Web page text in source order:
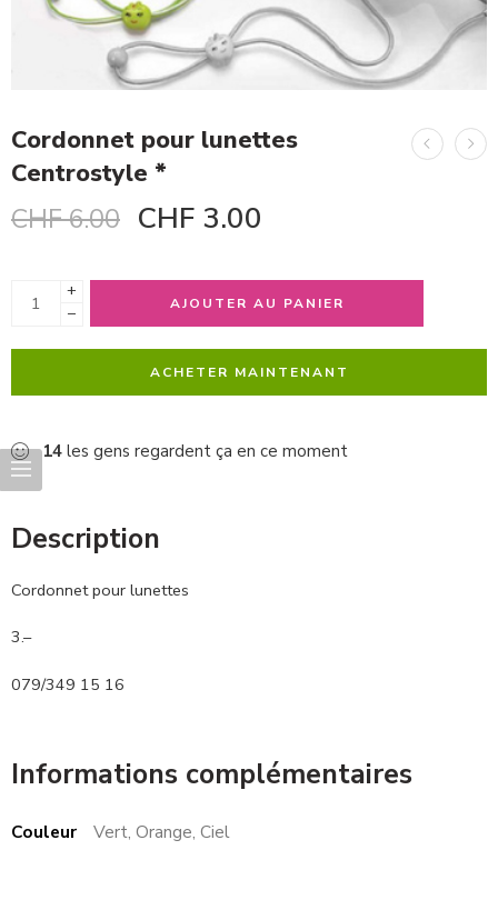
Cordonnet pour lunettes
Centrostyle *
CHF6.00 CHF 3.00
+
−
AJOUTER AU PANIER
ACHETER MAINTENANT
14 les gens regardent ça en ce moment
Description
Cordonnet pour lunettes
3.–
079/349 15 16
Informations complémentaires
Couleur Vert, Orange, Ciel